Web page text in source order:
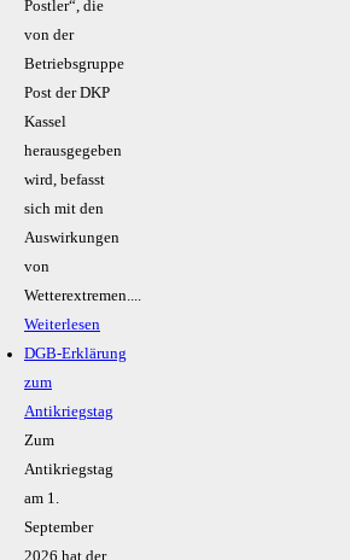
Postler“, die
von der
Betriebsgruppe
Post der DKP
Kassel
herausgegeben
wird, befasst
sich mit den
Auswirkungen
von
Wetterextremen....
Weiterlesen
DGB-Erklärung
zum
Antikriegstag
Zum
Antikriegstag
am 1.
September
2026 hat der